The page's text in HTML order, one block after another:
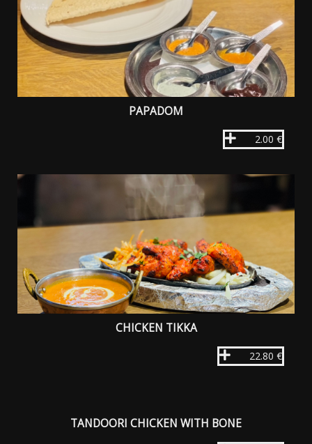
PAPADOM
2.00 €
CHICKEN TIKKA
22.80 €
TANDOORI CHICKEN WITH BONE